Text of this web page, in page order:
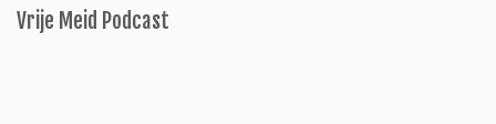
Vrije Meid Podcast